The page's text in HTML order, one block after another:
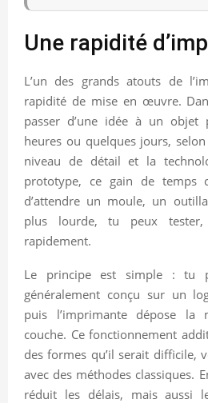
Une rapidité
L’un des grands atouts de
rapidité de mise en œuvre.
passer d’une idée à un objet
heures ou quelques jours,
niveau de détail et la
prototype, ce gain de temps
d’attendre un moule, un
plus lourde, tu peux
rapidement.
Le principe est simple : tu
généralement conçu sur un
puis l’imprimante dépose la
couche. Ce fonctionnement
des formes qu’il serait difficile,
avec des méthodes classiques.
réduit les délais, mais aussi